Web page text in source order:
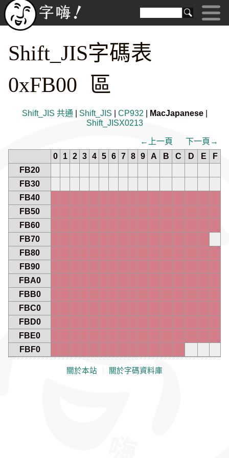
Shift_JIS字碼表
0xFB00 區
Shift_JIS 共通 Shift_JIS CP932 MacJapanese|
Shift_JISX0213
←上一頁
下一頁→
0
1 2 3 4 5 6 7 8 9 A B C D E
F
FB20
FB30
FB40
FB50
FB60
FB70
FB80
FB90
FBA0
FBB0
FBC0
FBD0
FBE0
FBF0
關於本站 關於字碼資料庫